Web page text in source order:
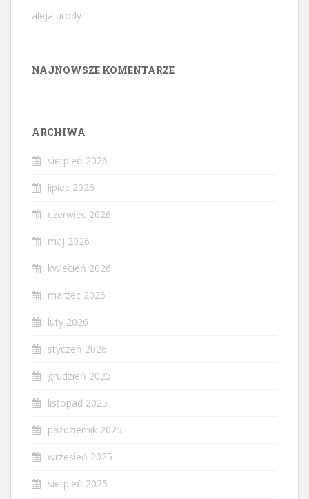
aleja urody
NAJNOWSZE KOMENTARZE
ARCHIWA
sierpień 2026
lipiec 2026
czerwiec 2026
maj 2026
kwiecień 2026
marzec 2026
luty 2026
styczeń 2026
grudzień 2025
listopad 2025
październik 2025
wrzesień 2025
sierpień 2025